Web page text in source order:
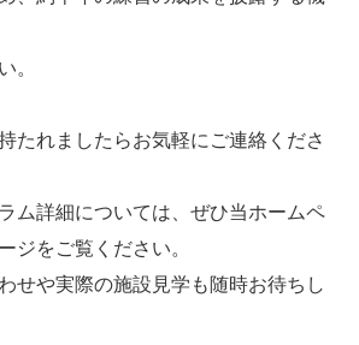
。
たれましたらお気軽にご連絡くださ
ム詳細については、ぜひ当ホームペ
ジをご覧ください。
せや実際の施設見学も随時お待ちし